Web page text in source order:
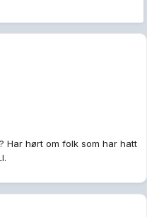
Har hørt om folk som har hatt